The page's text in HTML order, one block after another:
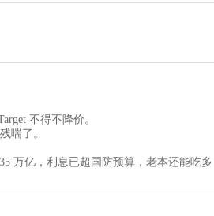
不得不降价。
喘了。
万亿，利息已超国防预算，老本还能吃多